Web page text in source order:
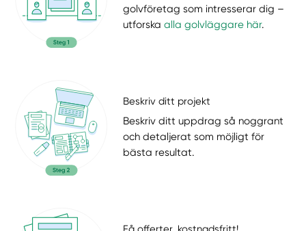
golvföretag som intresserar dig –
utforskaalla golvläggare här.
Beskriv ditt projekt
Beskriv ditt uppdrag så noggrant
och detaljerat som möjligt för
bästa resultat.